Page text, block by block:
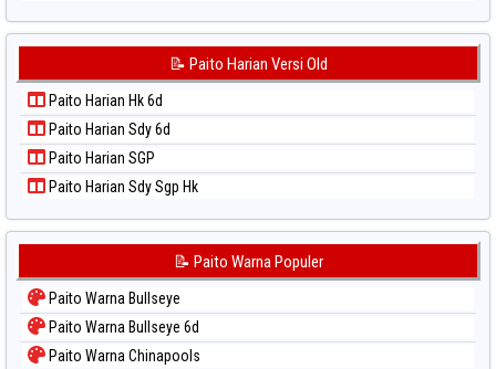
📝 Paito Harian Versi Old
Paito Harian Hk 6d
Paito Harian Sdy 6d
Paito Harian SGP
Paito Harian Sdy Sgp Hk
📝 Paito Warna Populer
Paito Warna Bullseye
Paito Warna Bullseye 6d
Paito Warna Chinapools